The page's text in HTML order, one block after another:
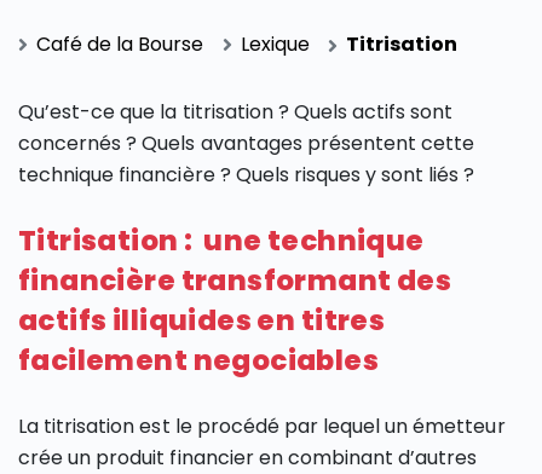
Café de la Bourse Lexique Titrisation
Qu’est-ce que la titrisation ? Quels actifs sont
concernés ? Quels avantages présentent cette
technique financière ? Quels risques y sont liés ?
Titrisation : une technique
financière transformant des
actifs illiquides en titres
facilement negociables
La titrisation est le procédé par lequel un émetteur
crée un produit financier en combinant d’autres